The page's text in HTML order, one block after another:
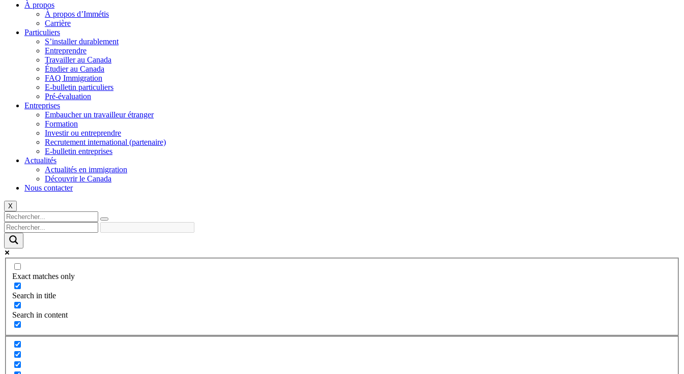
À propos
À propos d’Immétis
Carrière
Particuliers
S’installer durablement
Entreprendre
Travailler au Canada
Étudier au Canada
FAQ Immigration
E-bulletin particuliers
Pré-évaluation
Entreprises
Embaucher un travailleur étranger
Formation
Investir ou entreprendre
Recrutement international (partenaire)
E-bulletin entreprises
Actualités
Actualités en immigration
Découvrir le Canada
Nous contacter
X
Exact matches only
Search in title
Search in content